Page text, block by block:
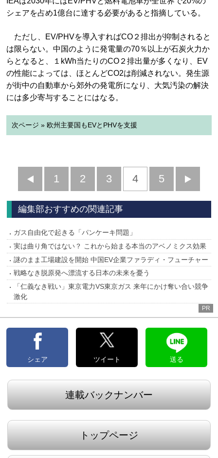
シェアを占め1億台に達する必要があると指摘している。
ただし、EV/PHVを導入すればCO２排出が抑制されると
は限らない。中国のように発電量の70％以上が石炭火力か
らとなると、１kWh当たりのCO２排出量が多くなり、EV
の性能によっては、ほとんどCO2は削減されない。発生源
が街中の自動車から郊外の発電所になり、大気汚染の解決
には多少寄与することにはなる。
次ページ » 欧州主要国もEVとPHVを支援
前
へ
1 2 3 4 5
へ
編集部おすすめの関連記事
ガス自由化で起きる「パンケーキ問題」
実は曲り角ではない？ これから始まる本当のアベノミクス効果
謎のまま工場建設を開始 中国EV企業ファラディ・フューチャー
戦略なき脱原発へ漂流する日本の未来を憂う
「仁義なき戦い」東京電力VS東京ガス 来年にかけ奪い合い競争
激化
PR
シェア ツイート 送る
連載バックナンバー
トップページ